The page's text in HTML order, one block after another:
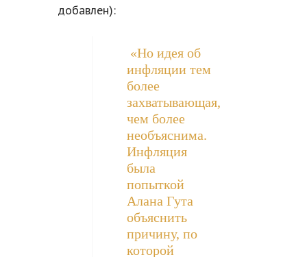
добавлен):
«Но идея об
инфляции тем
более
захватывающая,
чем более
необъяснима.
Инфляция
была
попыткой
Алана Гута
объяснить
причину, по
которой